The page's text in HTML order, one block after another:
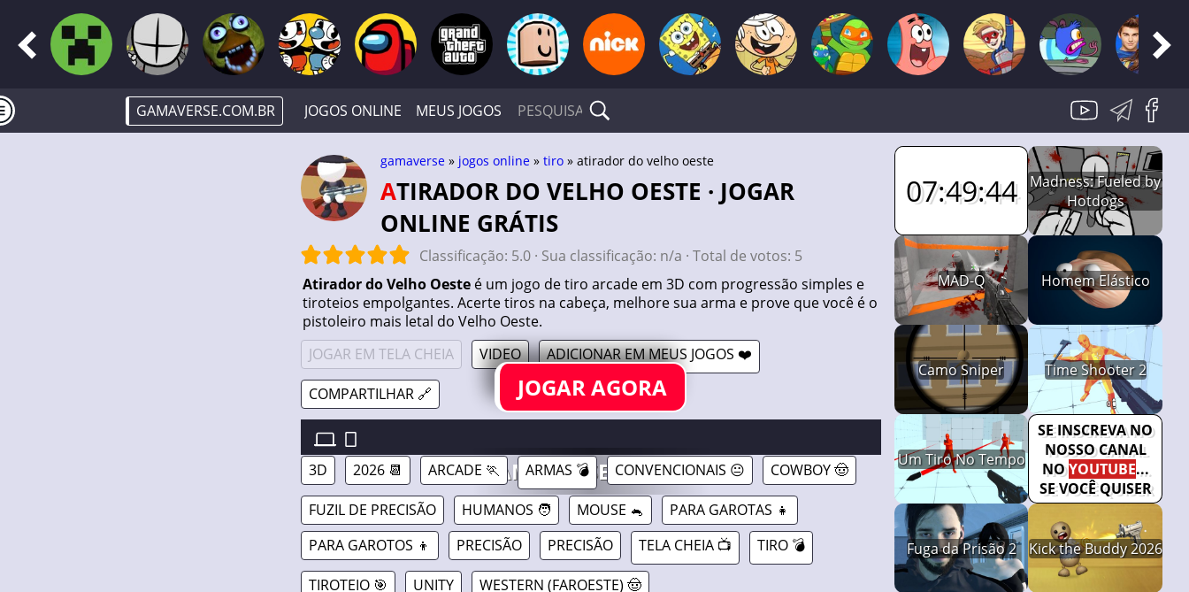
GAMAVERSE.COM.BR JOGOS ONLINE MEUS JOGOS
gamaverse » jogos online » tiro » atirador do velho oeste
ATIRADOR DO VELHO OESTE · JOGAR
ONLINE GRÁTIS
Classificação: 5.0 · Sua classificação: n/a · Total de votos: 5
Atirador do Velho Oeste é um jogo de tiro arcade em 3D com progressão simples e
tiroteios empolgantes. Acerte tiros na cabeça, melhore sua arma e prove que você é o
pistoleiro mais letal do Velho Oeste.
JOGAR EM TELA CHEIA
VIDEO ADICIONAR EM MEUS JOGOS ❤️
COMPARTILHAR 🔗 JOGAR AGORA
GAMAVERSE.COM.BR
WESTERN SNIPER //
3D
2026 📆 ARCADE 🏃 ARMAS 💣 CONVENCIONAIS 😐 COWBOY 🤠
FUZIL DE PRECISÃO HUMANOS 🧑 MOUSE 🐁
PARA GAROTAS 👧
PARA GAROTOS 👦
PRECISÃO PRECISÃO TELA CHEIA 📺 TIRO 💣
TIROTEIO 🎯 UNITY WESTERN (FAROESTE) 🤠
07:49:43
Madness: Fueled by
Hotdogs
MAD-Q Homem Elástico
Camo Sniper Time Shooter 2
Um Tiro No Tempo
SE INSCREVA NO
NOSSO CANAL
NOYOUTUBE...
SE VOCÊ QUISER
Fuga da Prisão 2 Kick the Buddy 2026